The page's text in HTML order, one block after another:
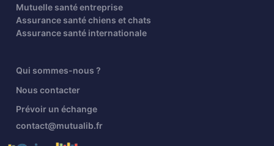
Mutuelle santé entreprise
Assurance santé chiens et chats
Assurance santé internationale
Qui sommes-nous ?
Nous contacter
Prévoir un échange
contact@mutualib.fr